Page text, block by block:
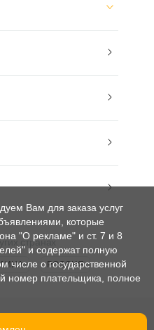
странах
РОССИЯ
Вам для заказа услуг
которые
"О рекламе" и ст. 7 и 8
и содержат полную
числе о государственной
номер плательщика, полное